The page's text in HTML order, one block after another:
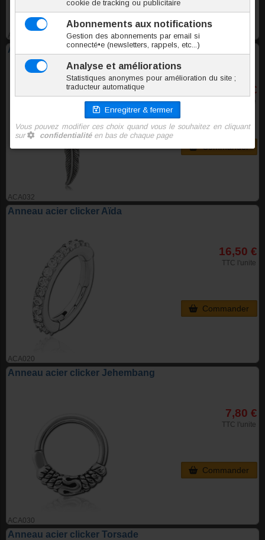
ACA003
Anneau acier clicker Mohican
ACA032
6,30 €
TTC l'unite
Commander
Anneau acier clicker Aïda
ACA020
16,50 €
TTC l'unite
Commander
Anneau acier clicker Jehembang
ACA030
7,80 €
TTC l'unite
Commander
Anneau acier clicker Torsade